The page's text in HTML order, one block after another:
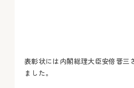
表彰状には内閣総理大臣安倍晋三
ました。